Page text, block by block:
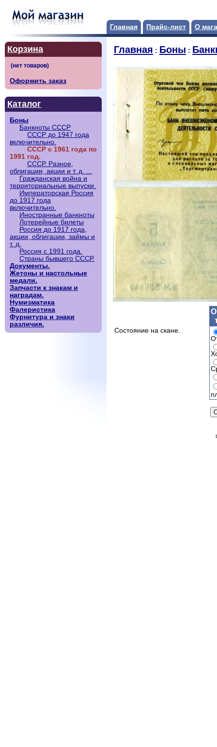
Главная Прайс-лист О
Корзина
Оформить заказ
Каталог
Боны
Банкноты СССР
СССР до 1947 года
включительно.
СССР с 1961 года по
1991 год.
СССР. Разное,
облигации, акции и т. д. ...
Гражданская война и
территориальные выпуски.
Императорская Россия
до 1917 года
включительно.
Иностранные банкноты
Лотерейные билеты
Россия до 1917 года,
акции, облигации, займы и
т. д.
Россия с 1991 года.
Страны бывшего СССР.
Документы.
Жетоны и настольные
медали.
Запчасти к знакам и
наградам.
Нумизматика
Фалеристика
Фурнитура и знаки
различия.
Главная : Боны :
Состояние на скане.